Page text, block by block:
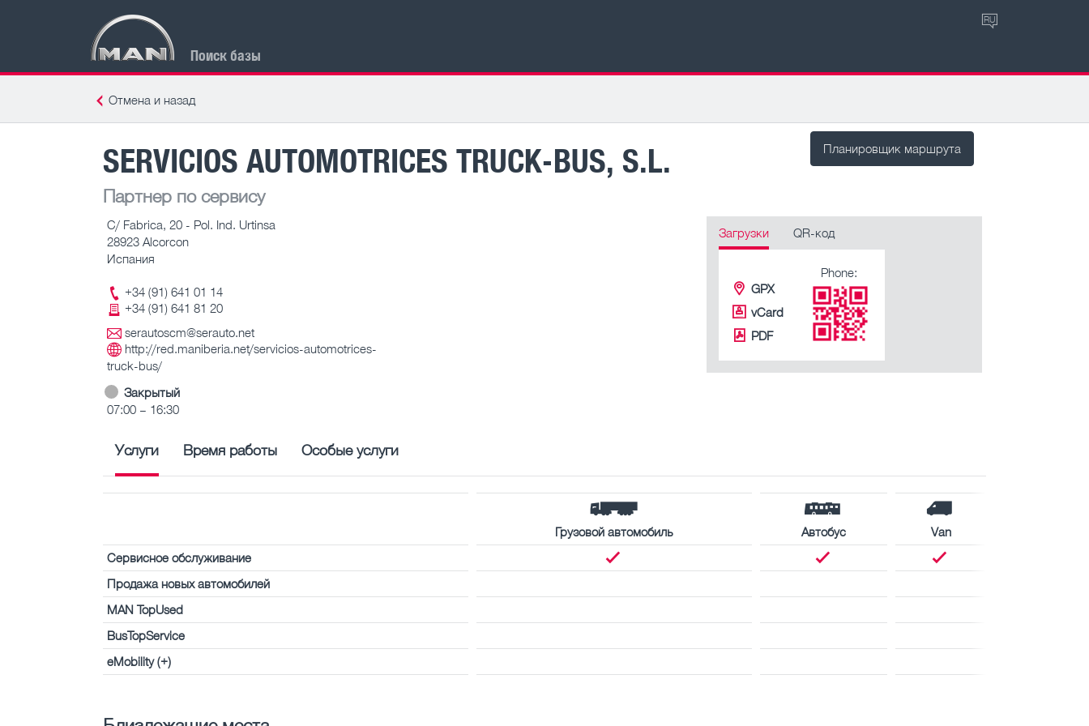
Поиск базы
RU
Отмена и назад
Планировщик маршрута
SERVICIOS AUTOMOTRICES TRUCK-BUS, S.L.
Партнер по сервису
C/ Fabrica, 20 - Pol. Ind. Urtinsa
28923 Alcorcon
Испания
+34 (91) 641 01 14
+34 (91) 641 81 20
serautoscm@serauto.net
http://red.maniberia.net/servicios-automotrices-
truck-bus/
Закрытый
07:00 – 16:30
Загрузки QR-код
GPX
vCard
PDF
Phone:
Услуги Время работы Особые услуги
Грузовой автомобиль Автобус
Van
Сервисное обслуживание
Продажа новых автомобилей
MAN TopUsed
BusTopService
eMobility (+)